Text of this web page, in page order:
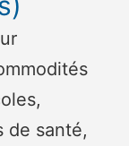
de santé,